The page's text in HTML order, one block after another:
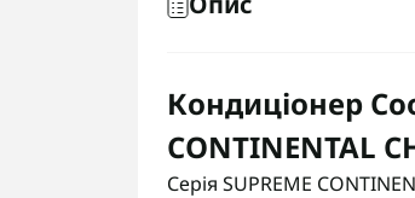
Кондиціонер
CONTINENTAL
Серія SUPREME